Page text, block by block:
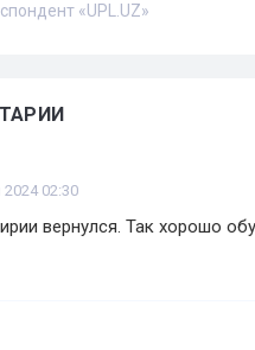
«UPL.UZ»
02:30
вернулся. Так хорошо